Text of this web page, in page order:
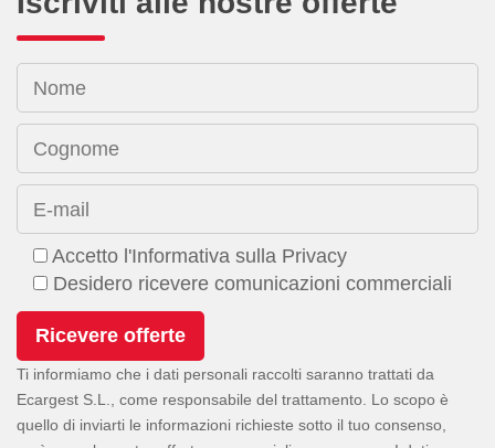
Nome
Cognome
E-mail
Accetto l'Informativa sulla Privacy
Desidero ricevere comunicazioni commerciali
Ti informiamo che i dati personali raccolti saranno trattati da
Ecargest S.L., come responsabile del trattamento. Lo scopo è
quello di inviarti le informazioni richieste sotto il tuo consenso,